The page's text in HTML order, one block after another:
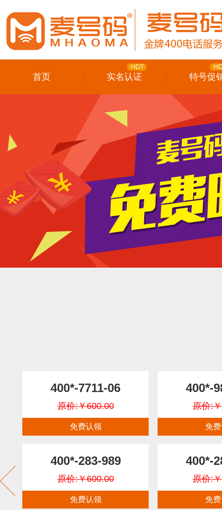
首页 实名认证 特号促
400*-7711-06
原价:￥600.00
免费认领
400*-
原价:
免
400*-283-989
原价:￥600.00
免费认领
400*-
原价:
免